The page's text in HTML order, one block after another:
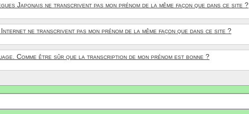
Japonais ne transcrivent pas mon prénom de la même façon que dans ce site ?
ne transcrivent pas mon prénom de la même façon que dans ce site ?
Comme être sûr que la transcription de mon prénom est bonne ?